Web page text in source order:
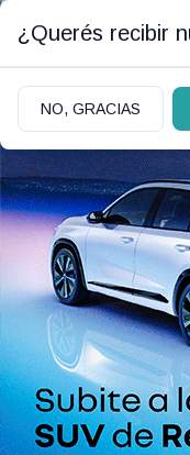
MANO A MANO
PARQUES
Cristian
sacar el
¿Querés recibir
NO, GRACIAS